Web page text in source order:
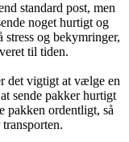
standard post, men
noget hurtigt og
stress og bekymringer,
til tiden.
det vigtigt at vælge en
sende pakker hurtigt
pakken ordentligt, så